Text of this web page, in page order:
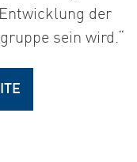
der
sein wird.“